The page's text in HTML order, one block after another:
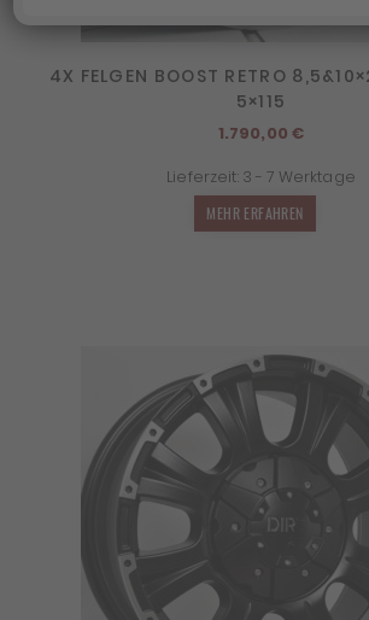
4X FELGEN BOOST RETRO
5×115
1.790,00€
Lieferzeit: 3 - 7 Werktage
MEHR ERFAHREN